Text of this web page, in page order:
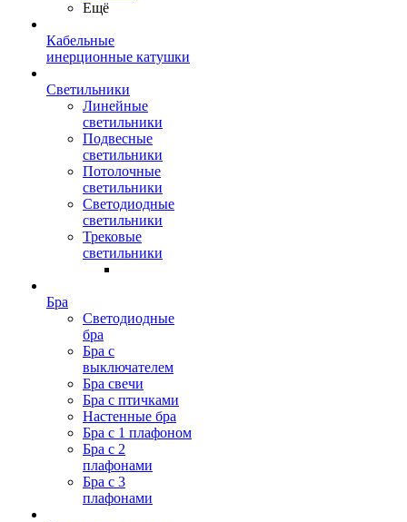
Ещё
Кабельные
инерционные катушки
Светильники
Линейные
светильники
Подвесные
светильники
Потолочные
светильники
Светодиодные
светильники
Трековые
светильники
Бра
Светодиодные
бра
Бра с
выключателем
Бра свечи
Бра с птичками
Настенные бра
Бра с 1 плафоном
Бра с 2
плафонами
Бра с 3
плафонами